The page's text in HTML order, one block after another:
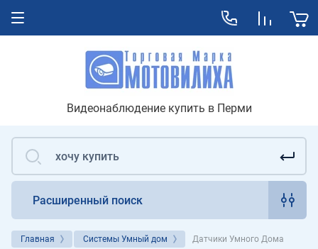
Видеонаблюдение купить в Перми
Расширенный поиск
Главная Системы Умный дом Датчики Умного Дома